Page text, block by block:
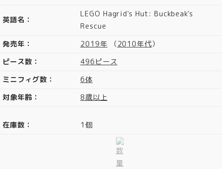
英語名：
LEGO Hagrid's Hut: Buckbeak's
Rescue
発売年：
2019年 （2010年代）
ピース数：
496ピース
ミニフィグ数：
6体
対象年齢：
8歳以上
在庫数： 1個